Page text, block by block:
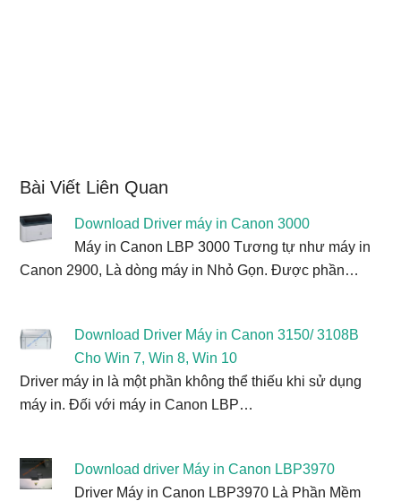
Bài Viết Liên Quan
Download Driver máy in Canon 3000
Máy in Canon LBP 3000 Tương tự như máy in
Canon 2900, Là dòng máy in Nhỏ Gọn. Được phần…
Download Driver Máy in Canon 3150/ 3108B
Cho Win 7, Win 8, Win 10
Driver máy in là một phần không thể thiếu khi sử dụng
máy in. Đối với máy in Canon LBP…
Download driver Máy in Canon LBP3970
Driver Máy in Canon LBP3970 Là Phần Mềm